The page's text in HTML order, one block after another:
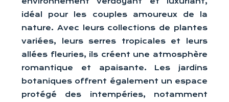
idéal pour les couples amoureux de la
nature. Avec leurs collections de plantes
variées, leurs serres tropicales et leurs
allées fleuries, ils créent une atmosphère
romantique et apaisante. Les jardins
botaniques offrent également un espace
protégé des intempéries, notamment